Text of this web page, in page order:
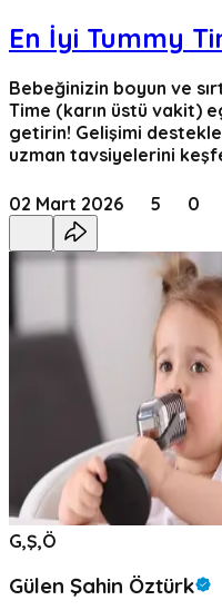
En İyi Tummy
Bebeğinizin boyun ve
Time (karın üstü vakit)
getirin! Gelişimi
uzman tavsiyelerini
02 Mart 2026 5 0
G,Ş,Ö
Gülen Şahin Öztürk